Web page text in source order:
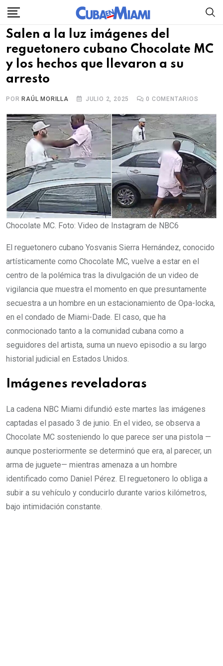
Skip
content
Salen a la luz imágenes del
reguetonero cubano Chocolate MC
y los hechos que llevaron a su
arresto
POR RAÚL MORILLA JULIO 2, 2025 0 COMENTARIOS
Chocolate MC. Foto: Video de Instagram de NBC6
El reguetonero cubano Yosvanis Sierra Hernández, conocido
artísticamente como Chocolate MC, vuelve a estar en el
centro de la polémica tras la divulgación de un video de
vigilancia que muestra el momento en que presuntamente
secuestra a un hombre en un estacionamiento de Opa-locka,
en el condado de Miami-Dade. El caso, que ha
conmocionado tanto a la comunidad cubana como a
seguidores del artista, suma un nuevo episodio a su largo
historial judicial en Estados Unidos.
Imágenes reveladoras
La cadena NBC Miami difundió este martes las imágenes
captadas el pasado 3 de junio. En el video, se observa a
Chocolate MC sosteniendo lo que parece ser una pistola —
aunque posteriormente se determinó que era, al parecer, un
arma de juguete— mientras amenaza a un hombre
identificado como Daniel Pérez. El reguetonero lo obliga a
subir a su vehículo y conducirlo durante varios kilómetros,
bajo intimidación constante.